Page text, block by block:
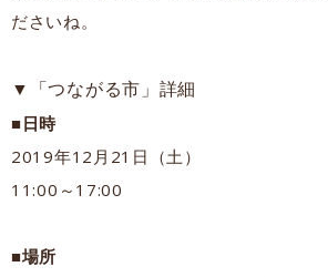
ださいね。
▼「つながる市」詳細
■日時
2019年12月21日（土）
11:00～17:00
■場所